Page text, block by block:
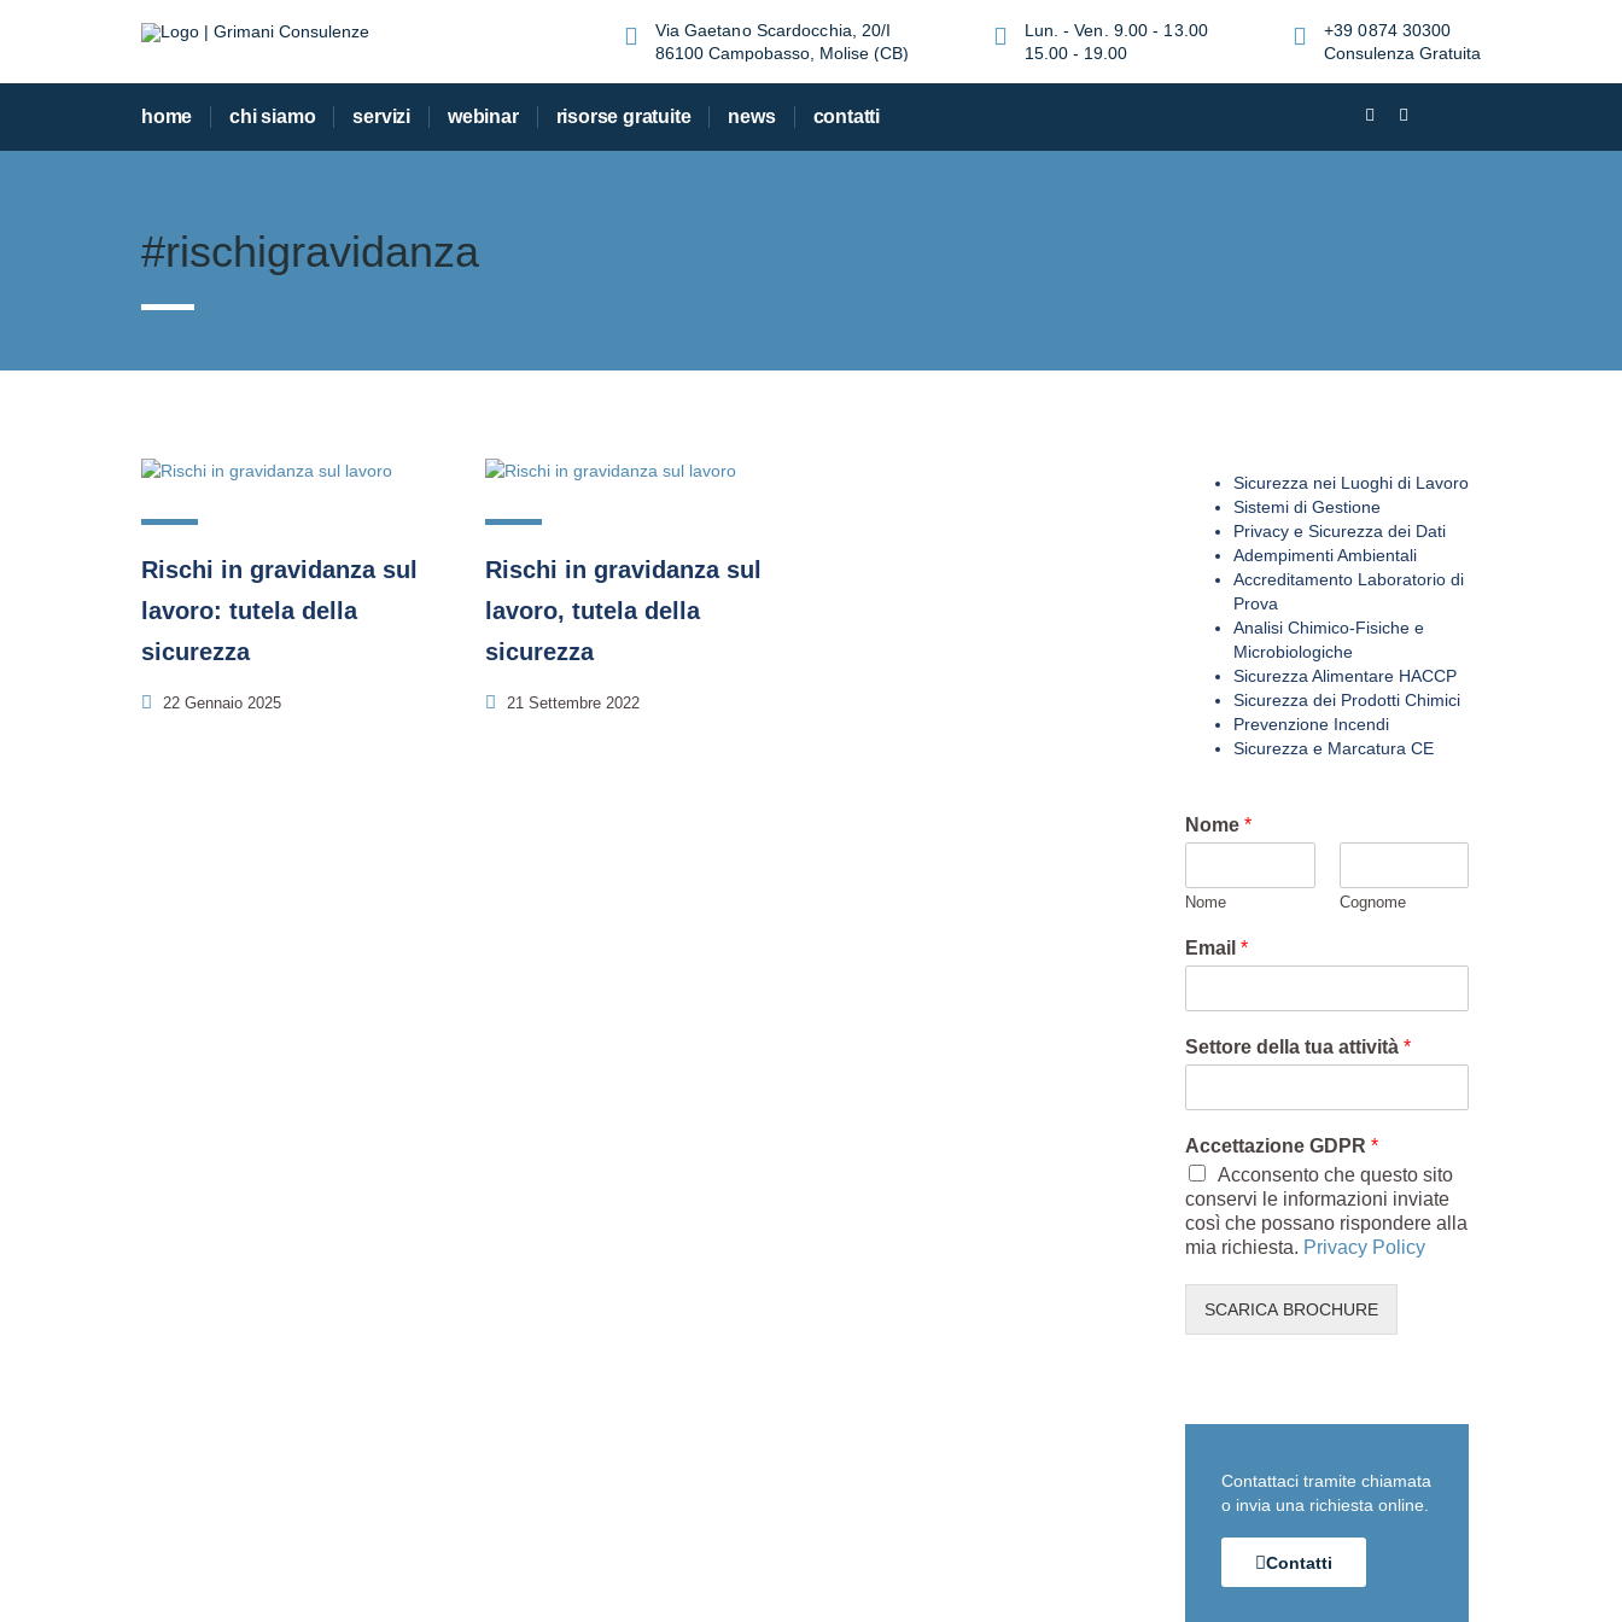
Via Gaetano Scardocchia, 20/I
86100 Campobasso, Molise (CB)
Lun. - Ven. 9.00 - 13.00
15.00 - 19.00
+39 0874 30300
Consulenza Gratuita
home chi siamo servizi webinar risorse gratuite news contatti
#rischigravidanza
Rischi in gravidanza sul
lavoro: tutela della
sicurezza
22 Gennaio 2025
Rischi in gravidanza sul
lavoro, tutela della
sicurezza
21 Settembre 2022
Sicurezza nei Luoghi di Lavoro
Sistemi di Gestione
Privacy e Sicurezza dei Dati
Adempimenti Ambientali
Accreditamento Laboratorio di
Prova
Analisi Chimico-Fisiche e
Microbiologiche
Sicurezza Alimentare HACCP
Sicurezza dei Prodotti Chimici
Prevenzione Incendi
Sicurezza e Marcatura CE
Nome *
Nome Cognome
Email *
Settore della tua attività *
Accettazione GDPR *
Acconsento che questo sito
conservi le informazioni inviate
così che possano rispondere alla
mia richiesta. Privacy Policy
SCARICA BROCHURE
Contattaci tramite chiamata
o invia una richiesta online.
Contatti